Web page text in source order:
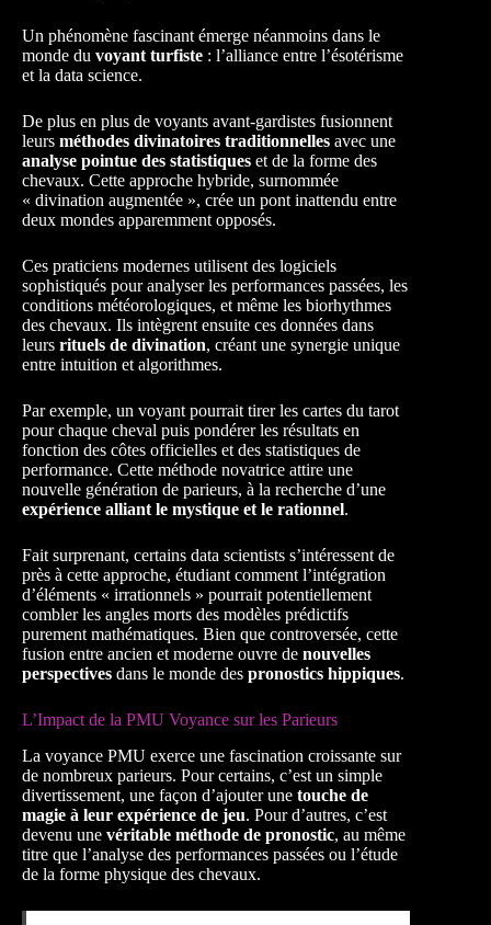
Un phénomène fascinant émerge néanmoins dans le
monde du voyant turfiste : l’alliance entre l’ésotérisme
et la data science.
De plus en plus de voyants avant-gardistes fusionnent
leurs méthodes divinatoires traditionnelles avec une
analyse pointue des statistiques et de la forme des
chevaux. Cette approche hybride, surnommée
« divination augmentée », crée un pont inattendu entre
deux mondes apparemment opposés.
Ces praticiens modernes utilisent des logiciels
sophistiqués pour analyser les performances passées, les
conditions météorologiques, et même les biorhythmes
des chevaux. Ils intègrent ensuite ces données dans
leurs rituels de divination, créant une synergie unique
entre intuition et algorithmes.
Par exemple, un voyant pourrait tirer les cartes du tarot
pour chaque cheval puis pondérer les résultats en
fonction des côtes officielles et des statistiques de
performance. Cette méthode novatrice attire une
nouvelle génération de parieurs, à la recherche d’une
expérience alliant le mystique et le rationnel.
Fait surprenant, certains data scientists s’intéressent de
près à cette approche, étudiant comment l’intégration
d’éléments « irrationnels » pourrait potentiellement
combler les angles morts des modèles prédictifs
purement mathématiques. Bien que controversée, cette
fusion entre ancien et moderne ouvre de nouvelles
perspectives dans le monde des pronostics hippiques.
L’Impact de la PMU Voyance sur les Parieurs
La voyance PMU exerce une fascination croissante sur
de nombreux parieurs. Pour certains, c’est un simple
divertissement, une façon d’ajouter une touche de
magie à leur expérience de jeu. Pour d’autres, c’est
devenu une véritable méthode de pronostic, au même
titre que l’analyse des performances passées ou l’étude
de la forme physique des chevaux.